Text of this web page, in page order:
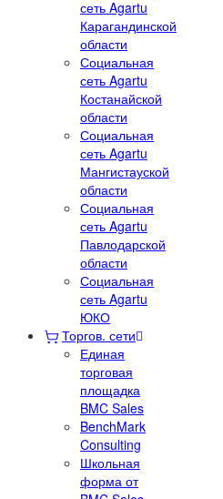
сеть Agartu
Карагандинской
области
Социальная
сеть Agartu
Костанайской
области
Социальная
сеть Agartu
Мангистауской
области
Социальная
сеть Agartu
Павлодарской
области
Социальная
сеть Agartu
ЮКО
Торгов. сети
Единая
торговая
площадка
BMC Sales
BenchMark
Consulting
Школьная
форма от